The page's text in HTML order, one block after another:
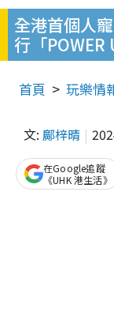
全港首個人
行「POWER
首頁 玩樂情
文: 鄺梓晴
在Google追蹤
《UHK 港生活》